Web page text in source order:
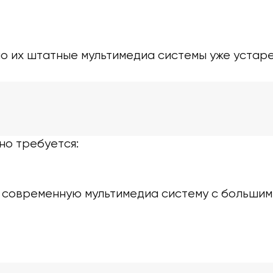
их штатные мультимедиа системы уже
требуется:
мультимедиа систему с